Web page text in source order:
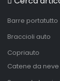
Barre portatutto
Braccioli auto
Copriauto
Catene da neve